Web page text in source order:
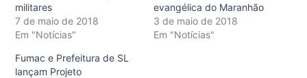
militares
7 de maio de 2018
Em "Notícias"
evangélica do Maranhão
3 de maio de 2018
Em "Notícias"
Fumac e Prefeitura de SL
lançam Projeto